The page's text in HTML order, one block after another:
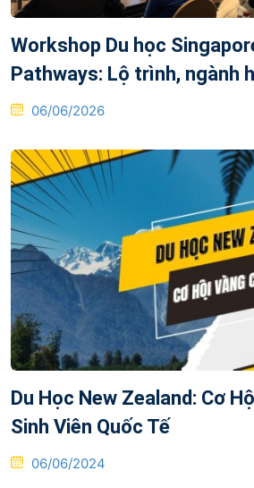
Workshop Du học
Pathways: Lộ trình, ngành
Posted
06/06/2026
Du Học New Zealand: Cơ
Sinh Viên Quốc Tế
Posted
06/06/2024